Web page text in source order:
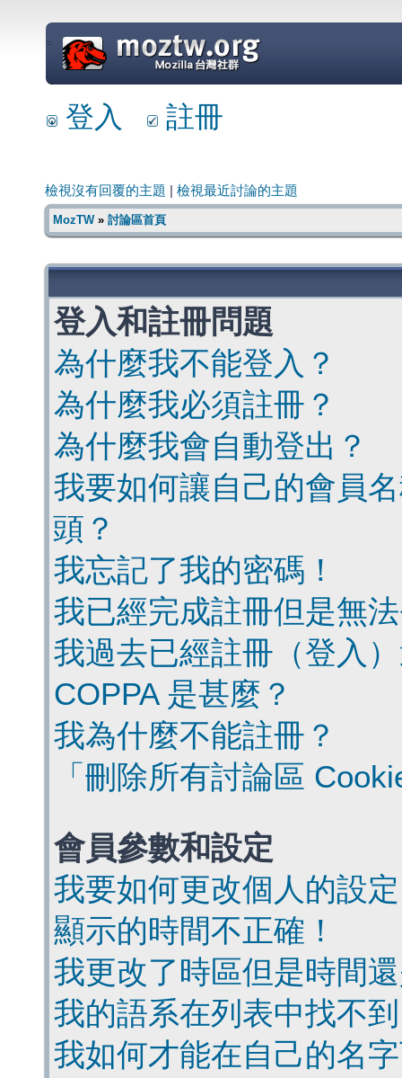
=
登入 註冊
檢視沒有回覆的主題 檢視最近討論的主題
MozTW» 討論區首頁
登入和註冊問題
為什麼我不能登入？
為什麼我必須註冊？
為什麼我會自動登出？
我要如何讓自己的會員
頭？
我忘記了我的密碼！
我已經完成註冊但是無
我過去已經註冊（登入
COPPA 是甚麼？
我為什麼不能註冊？
「刪除所有討論區
會員參數和設定
我要如何更改個人的設
顯示的時間不正確！
我更改了時區但是時間
我的語系在列表中找不
我如何才能在自己的名